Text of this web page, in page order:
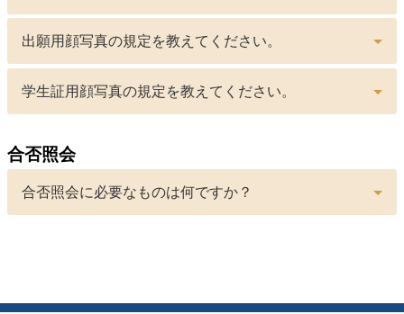
出願用顔写真の規定を教えてください。
学生証用顔写真の規定を教えてください。
合否照会
合否照会に必要なものは何ですか？